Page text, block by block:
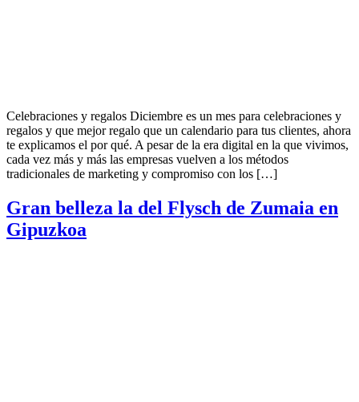
Celebraciones y regalos Diciembre es un mes para celebraciones y
regalos y que mejor regalo que un calendario para tus clientes, ahora
te explicamos el por qué. A pesar de la era digital en la que vivimos,
cada vez más y más las empresas vuelven a los métodos
tradicionales de marketing y compromiso con los […]
Gran belleza la del Flysch de Zumaia en
Gipuzkoa